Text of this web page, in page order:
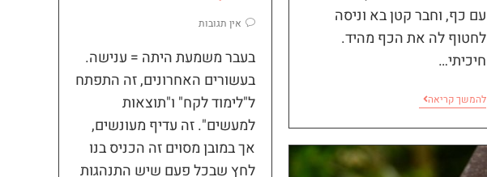
עם כף, וחבר קטן בא וניסה
לחטוף לה את הכף מהיד.
חיכיתי…
להמשך קריאה
אין תגובות
בעבר משמעת היתה = ענישה.
בעשורים האחרונים, זה התפתח
ל"לימוד לקח" ו"תוצאות
למעשים". זה עדיף מעונשים,
אך במובן מסוים זה הכניס בנו
לחץ שבכל פעם שיש התנהגות